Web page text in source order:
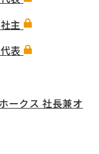
主
表
クス 社長兼オ